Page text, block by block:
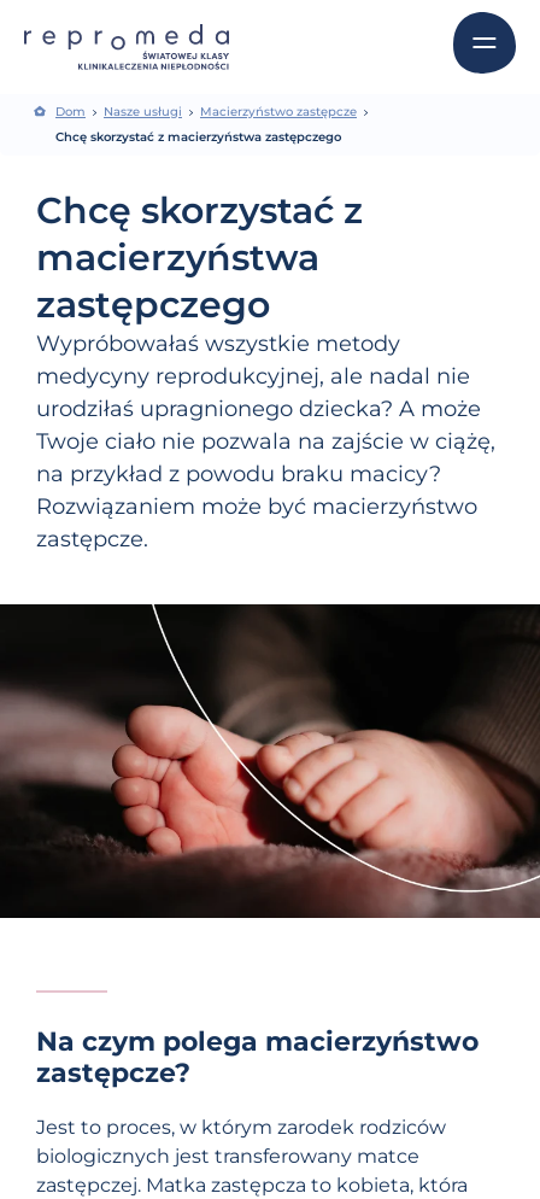
Dom Nasze usługi
Macierzyństwo zastępcze
Chcę skorzystać z macierzyństwa zastępczego
Chcę skorzystać z
macierzyństwa
zastępczego
Wypróbowałaś wszystkie metody
medycyny reprodukcyjnej, ale nadal nie
urodziłaś upragnionego dziecka? A może
Twoje ciało nie pozwala na zajście w ciążę,
na przykład z powodu braku macicy?
Rozwiązaniem może być macierzyństwo
zastępcze.
Na czym polega macierzyństwo
zastępcze?
Jest to proces, w którym zarodek rodziców
biologicznych jest transferowany matce
zastępczej. Matka zastępcza to kobieta, która